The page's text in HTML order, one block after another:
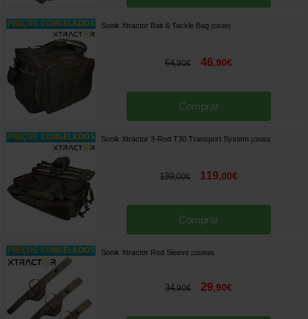
Sonik Xtractor Bait & Tackle Bag 226396]
54,90€ 46,90€
Comprar
Sonik Xtractor 3-Rod T30 Transport System 226393]
139,00€ 119,00€
Comprar
Sonik Xtractor Rod Sleeve 226390A]
34,90€ 29,90€